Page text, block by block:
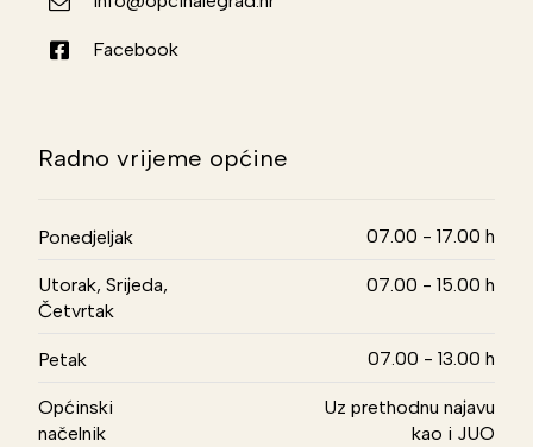
Facebook
Radno vrijeme općine
Ponedjeljak 07.00 - 17.00 h
Utorak, Srijeda,
Četvrtak
07.00 - 15.00 h
Petak 07.00 - 13.00 h
Općinski
načelnik
Uz prethodnu najavu
kao i JUO